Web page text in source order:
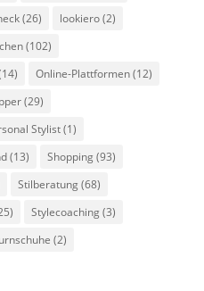
(26) lookiero(2)
(102)
Online-Plattformen(12)
(29)
Stylist(1)
(13) Shopping(93)
Stilberatung(68)
Stylecoaching(3)
(2)